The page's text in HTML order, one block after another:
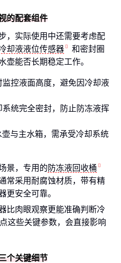
的配套组件
，实际使用中还需要考虑配
却液液位传感器
和密封圈
壶能否长期稳定工作。
控液面高度，避免因冷却液
统完全密封，防止防冻液挥
壶与主水箱，需承受冷却系统
景，专用的 防冻液回收桶
常采用耐腐蚀材质，带有精
更安全可靠。
比肉眼观察更能准确判断冷
这些关键参数，会直接影响
个关键细节